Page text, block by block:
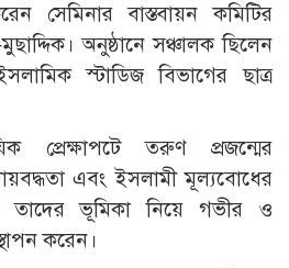
সেমিনার বাস্তবায়ন কমিটির
অনুষ্ঠানে সঞ্চালক ছিলেন
স্টাডিজ বিভাগের ছাত্র
প্রেক্ষাপটে তরুণ প্রজন্মের
এবং ইসলামী মূল্যবোধের
ভূমিকা নিয়ে গভীর ও
করেন।